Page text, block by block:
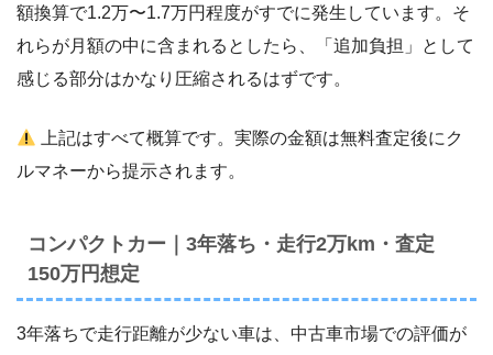
額換算で1.2万〜1.7万円程度がすでに発生しています。そ
れらが月額の中に含まれるとしたら、「追加負担」として
感じる部分はかなり圧縮されるはずです。
上記はすべて概算です。実際の金額は無料査定後にク
ルマネーから提示されます。
コンパクトカー｜3年落ち・走行2万km・査定
150万円想定
3年落ちで走行距離が少ない車は、中古車市場での評価が